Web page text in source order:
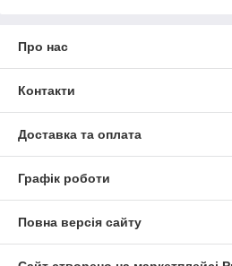
Про нас
Контакти
Доставка та оплата
Графік роботи
Повна версія сайту